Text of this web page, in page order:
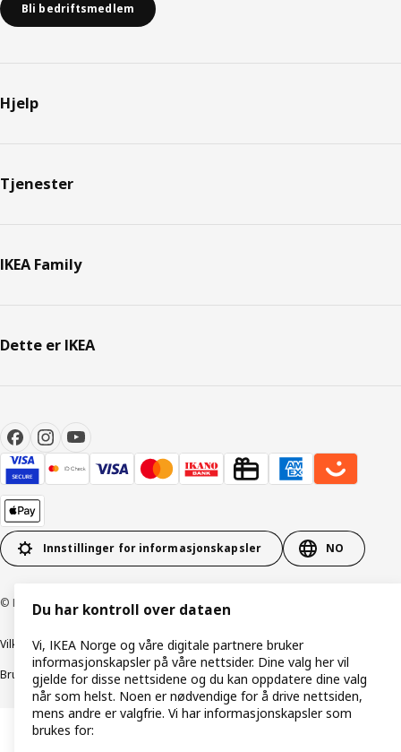
Bli bedriftsmedlem
Hjelp
Tjenester
IKEA Family
Dette er IKEA
Innstillinger for informasjonskapsler NO
© Inter IKEA Systems B.V. 1999–2026
Vilkår og betingelserRetningslinjer for personvern
Bruk av informasjonskapsler (Cookies)Retningslinjer for ansvarlig avsløring
Du har kontroll over dataen
Vi, IKEA Norge og våre digitale partnere bruker
informasjonskapsler på våre nettsider. Dine valg her vil
gjelde for disse nettsidene og du kan oppdatere dine valg
når som helst. Noen er nødvendige for å drive nettsiden,
mens andre er valgfrie. Vi har informasjonskapsler som
brukes for: